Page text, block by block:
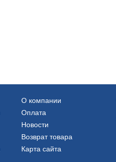
О компании
Оплата
Новости
Возврат товара
Карта сайта